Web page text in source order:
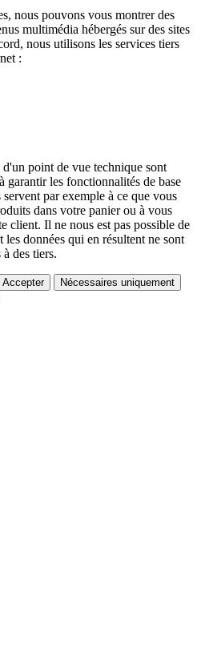
nous pouvons vous montrer des
multimédia hébergés sur des sites
nous utilisons les services tiers
:
d'un point de vue technique sont
garantir les fonctionnalités de base
par exemple à ce que vous
dans votre panier ou à vous
client. Il ne nous est pas possible de
les données qui en résultent ne sont
des tiers.
Accepter Nécessaires uniquement